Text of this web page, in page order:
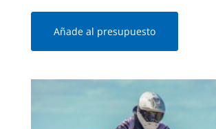
Añade al presupuesto